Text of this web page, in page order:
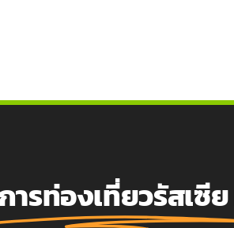
การท่องเที่ยวรัสเซีย